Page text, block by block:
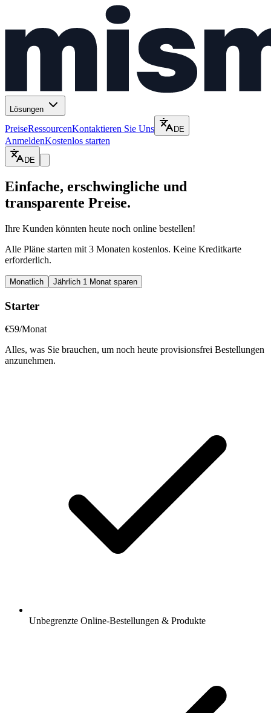
Lösungen
PreiseRessourcenKontaktieren Sie Uns DE
AnmeldenKostenlos starten
DE
Einfache, erschwingliche und
transparente Preise.
Ihre Kunden könnten heute noch online bestellen!
Alle Pläne starten mit 3 Monaten kostenlos. Keine Kreditkarte
erforderlich.
Monatlich Jährlich 1 Monat sparen
Starter
€59/Monat
Alles, was Sie brauchen, um noch heute provisionsfrei Bestellungen
anzunehmen.
Unbegrenzte Online-Bestellungen & Produkte